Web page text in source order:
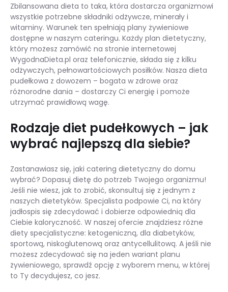
Zbilansowana dieta to taka, która dostarcza organizmowi
wszystkie potrzebne składniki odżywcze, minerały i
witaminy. Warunek ten spełniają plany żywieniowe
dostępne w naszym cateringu. Każdy plan dietetyczny,
który możesz zamówić na stronie internetowej
WygodnaDieta.pl oraz telefonicznie, składa się z kilku
odżywczych, pełnowartościowych posiłków. Nasza dieta
pudełkowa z dowozem – bogata w zdrowe oraz
różnorodne dania – dostarczy Ci energię i pomoże
utrzymać prawidłową wagę.
Rodzaje diet pudełkowych – jak
wybrać najlepszą dla siebie?
Zastanawiasz się, jaki catering dietetyczny do domu
wybrać? Dopasuj dietę do potrzeb Twojego organizmu!
Jeśli nie wiesz, jak to zrobić, skonsultuj się z jednym z
naszych dietetyków. Specjalista podpowie Ci, na który
jadłospis się zdecydować i dobierze odpowiednią dla
Ciebie kaloryczność. W naszej ofercie znajdziesz różne
diety specjalistyczne: ketogeniczną, dla diabetyków,
sportową, niskoglutenową oraz antycellulitową. A jeśli nie
możesz zdecydować się na jeden wariant planu
żywieniowego, sprawdź opcję z wyborem menu, w której
to Ty decydujesz, co jesz.